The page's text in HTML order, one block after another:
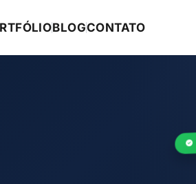
BLOGCONTATO